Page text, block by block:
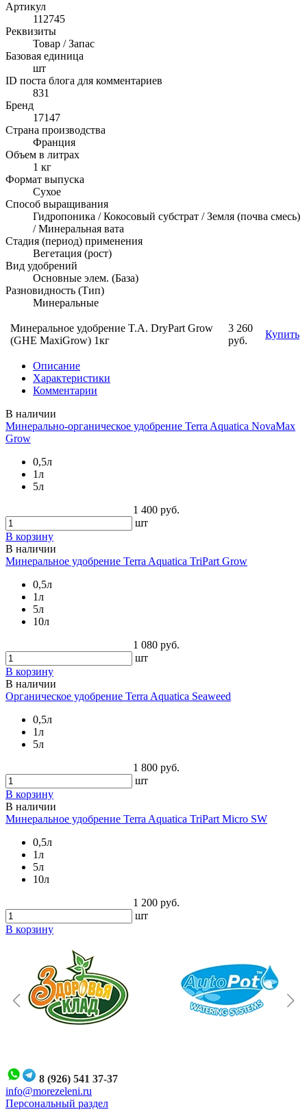
Артикул
112745
Реквизиты
Товар / Запас
Базовая единица
шт
ID поста блога для комментариев
831
Бренд
17147
Страна производства
Франция
Объем в литрах
1 кг
Формат выпуска
Сухое
Способ выращивания
Гидропоника / Кокосовый субстрат / Земля (почва смесь)
/ Минеральная вата
Стадия (период) применения
Вегетация (рост)
Вид удобрений
Основные элем. (База)
Разновидность (Тип)
Минеральные
Минеральное удобрение T.A. DryPart Grow
(GHE MaxiGrow) 1кг
3 260
руб.
Купить
Описание
Характеристики
Комментарии
В наличии
Минерально-органическое удобрение Terra Aquatica NovaMax
Grow
0,5л
1л
5л
1 400 руб.
шт
В корзину
В наличии
Минеральное удобрение Terra Aquatica TriPart Grow
0,5л
1л
5л
10л
1 080 руб.
шт
В корзину
В наличии
Органическое удобрение Terra Aquatica Seaweed
0,5л
1л
5л
1 800 руб.
шт
В корзину
В наличии
Минеральное удобрение Terra Aquatica TriPart Micro SW
0,5л
1л
5л
10л
1 200 руб.
шт
В корзину
8 (926) 541 37-37
info@morezeleni.ru
Персональный раздел